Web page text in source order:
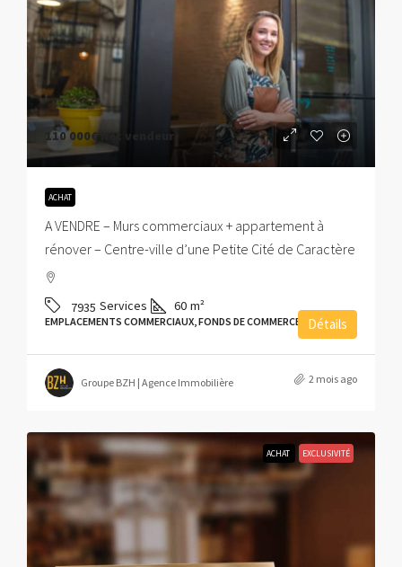
110 000€Net vendeur
ACHAT
A VENDRE – Murs commerciaux + appartement à
rénover – Centre-ville d’une Petite Cité de Caractère
7935 Services 60 m²
EMPLACEMENTS COMMERCIAUX, FONDS DE COMMERCE Détails
Groupe BZH | Agence Immobilière 2 mois ago
ACHAT EXCLUSIVITÉ